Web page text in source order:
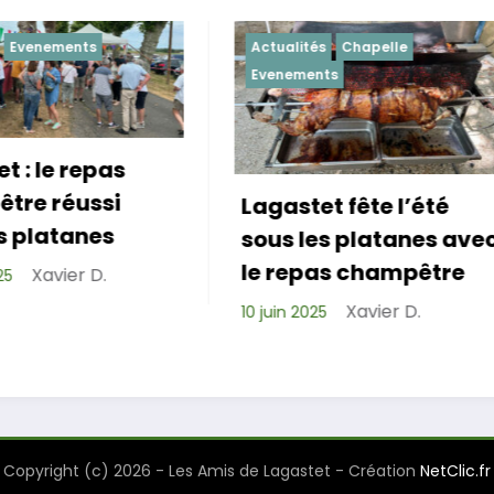
Actualités
Chapelle
fête l’été
les platanes avec
repas champêtre
Actualités
Repas de
réussi pour les
de Lagastet !
Copyright (c) 2026 - Les Amis de Lagastet - Création NetClic.fr